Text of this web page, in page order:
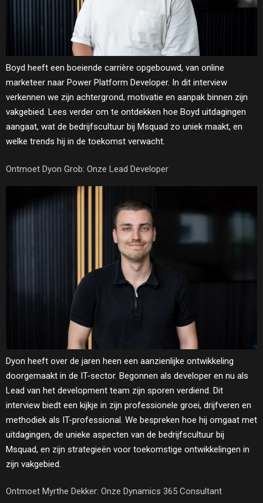
Boyd heeft een boeiende carrière opgebouwd, van online
marketeer naar Power Platform Developer. In dit interview
verkennen we zijn achtergrond, motivatie en aanpak binnen zijn
vakgebied. Lees verder om te ontdekken hoe Boyd uitdagingen
aangaat, wat de bedrijfscultuur bij Msquad zo uniek maakt, en
welke trends hij in de toekomst verwacht.
Ontmoet Dyon Grob: Onze Lead Developer
Dyon heeft over de jaren heen een aanzienlijke ontwikkeling
doorgemaakt in de IT-sector. Begonnen als developer en nu als
Lead van het development team zijn sporen verdiend. Dit
interview biedt een kijkje in zijn professionele groei, drijfveren en
methodiek als IT-professional. We bespreken hoe hij omgaat met
uitdagingen, de unieke aspecten van de bedrijfscultuur bij
Msquad, en zijn strategieën voor toekomstige ontwikkelingen in
zijn vakgebied.
Ontmoet Myrthe Dekker: Onze Dynamics 365 Consultant​